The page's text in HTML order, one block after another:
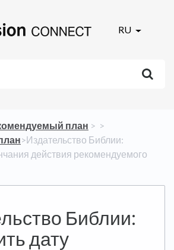
RU
план ​ > ​ ​ > ​
​>​ Издательство Библии:
действия рекомендуемого
Библии:
дату